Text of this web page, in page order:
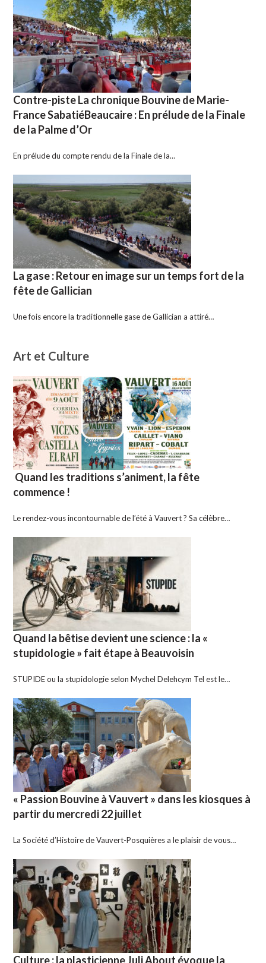
Contre-piste La chronique Bouvine de Marie-
France SabatiéBeaucaire : En prélude de la Finale
de la Palme d’Or
En prélude du compte rendu de la Finale de la…
La gase : Retour en image sur un temps fort de la
fête de Gallician
Une fois encore la traditionnelle gase de Gallician a attiré…
Art et Culture
Quand les traditions s’animent, la fête
commence !
Le rendez-vous incontournable de l’été à Vauvert ? Sa célèbre…
Quand la bêtise devient une science : la «
stupidologie » fait étape à Beauvoisin
STUPIDE ou la stupidologie selon Mychel Delehcym Tel est le…
« Passion Bouvine à Vauvert » dans les kiosques à
partir du mercredi 22 juillet
La Société d’Histoire de Vauvert-Posquières a le plaisir de vous…
Culture : la plasticienne Juli About évoque la